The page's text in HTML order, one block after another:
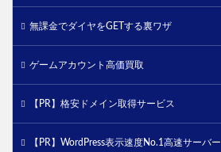
無課金でダイヤをGETする裏ワザ
ゲームアカウント高価買取
【PR】格安ドメイン取得サービス
【PR】WordPress表示速度No.1高速サーバー